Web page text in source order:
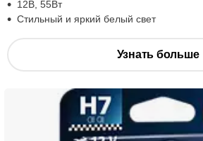
12В, 55Вт
Стильный и яркий белый свет
Узнать больше